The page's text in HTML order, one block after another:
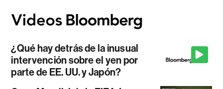
¿Qué hay detrás de la inusual
intervención sobre el yen por
parte de EE. UU. y Japón?